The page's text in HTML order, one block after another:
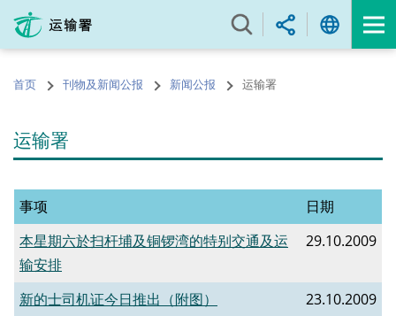
内
的首页 刊物及新闻公报 新闻公报 运输署
运输署
事项
日期
本星期六於扫杆埔及铜锣湾的特别交通及运
输安排
29.10.2009
新的士司机证今日推出（附图）
23.10.2009